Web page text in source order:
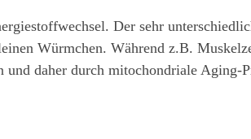
Der sehr
Würmchen. Während z.B.
daher durch mitochondriale Aging-